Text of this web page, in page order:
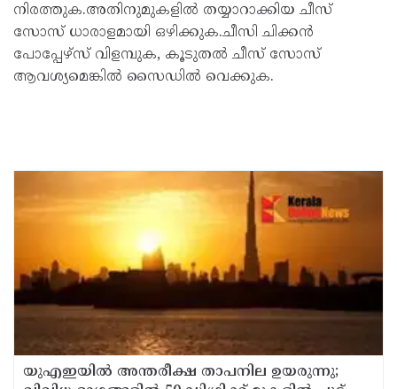
നിരത്തുക.അതിനുമുകളിൽ തയ്യാറാക്കിയ ചീസ്
സോസ് ധാരാളമായി ഒഴിക്കുക.ചീസി ചിക്കൻ
പോപ്പേഴ്സ് വിളമ്പുക, കൂടുതൽ ചീസ് സോസ്
ആവശ്യമെങ്കിൽ സൈഡിൽ വെക്കുക.
യുഎഇയില്‍ അന്തരീക്ഷ താപനില ഉയരുന്നു;